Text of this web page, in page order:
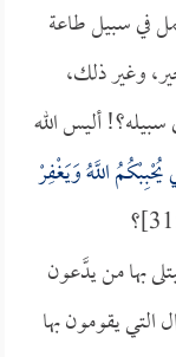
في سبيل طاعة
وغير ذلك،
أليس الله
اللَّهُ وَيَغْفِرْ
بها من يدَّعون
التي يقومون بها